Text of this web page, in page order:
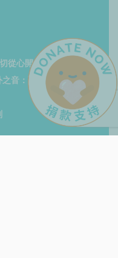
從心開始
音：聽見心中的聲音